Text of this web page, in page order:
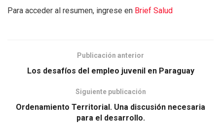
Para acceder al resumen, ingrese en Brief Salud
Publicación anterior
Los desafíos del empleo juvenil en Paraguay
Siguiente publicación
Ordenamiento Territorial. Una discusión necesaria
para el desarrollo.